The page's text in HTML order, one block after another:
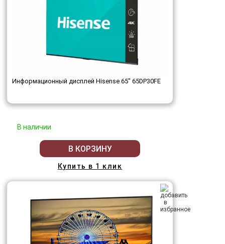
Информационный дисплей Hisense 65" 65DP30FE
В наличии
В КОРЗИНУ
Купить в 1 клик